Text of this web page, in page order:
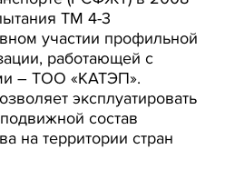
ТМ 4-3
участии профильной
работающей с
– ТОО «КАТЭП».
эксплуатировать
состав
на территории стран